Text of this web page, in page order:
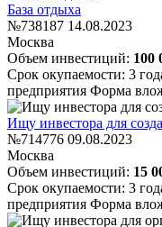
База отдыха
№738187 14.08.2023
Москва
Объем инвестиций: 100
Срок окупаемости: 3
предприятия Форма
Ищу инвестора для
№714776 09.08.2023
Москва
Объем инвестиций: 15
Срок окупаемости: 3
предприятия Форма